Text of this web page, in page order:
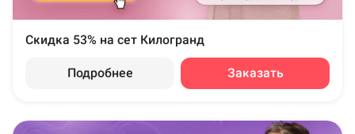
Скидка 53% на сет Килогранд
Подробнее Заказать